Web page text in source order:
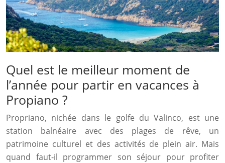
Quel est le meilleur moment de
l’année pour partir en vacances à
Propiano ?
Propriano, nichée dans le golfe du Valinco, est une
station balnéaire avec des plages de rêve, un
patrimoine culturel et des activités de plein air. Mais
quand faut-il programmer son séjour pour profiter